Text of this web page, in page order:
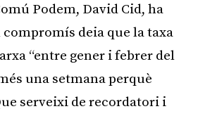
Podem, David Cid, ha
deia que la taxa
“entre gener i febrer del
una setmana perquè
serveixi de recordatori i